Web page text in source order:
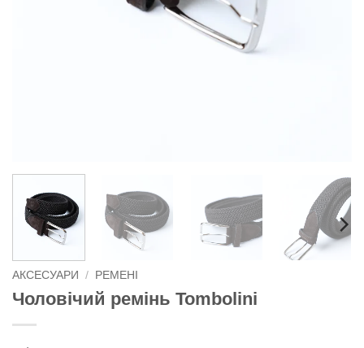
АКСЕСУАРИ / РЕМЕНІ
Чоловічий ремінь Tombolini